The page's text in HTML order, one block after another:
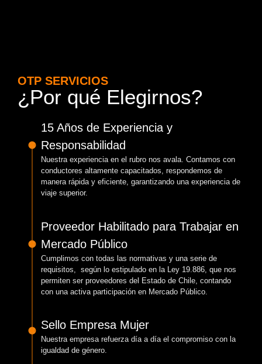
OTP SERVICIOS
¿Por qué Elegirnos?
15 Años de Experiencia y
Responsabilidad
Nuestra experiencia en el rubro nos avala. Contamos con
conductores altamente capacitados, respondemos de
manera rápida y eficiente, garantizando una experiencia de
viaje superior.
Proveedor Habilitado para Trabajar en
Mercado Público
Cumplimos con todas las normativas y una serie de
requisitos, según lo estipulado en la Ley 19.886, que nos
permiten ser proveedores del Estado de Chile, contando
con una activa participación en Mercado Público.
Sello Empresa Mujer
Nuestra empresa refuerza día a día el compromiso con la
igualdad de género.